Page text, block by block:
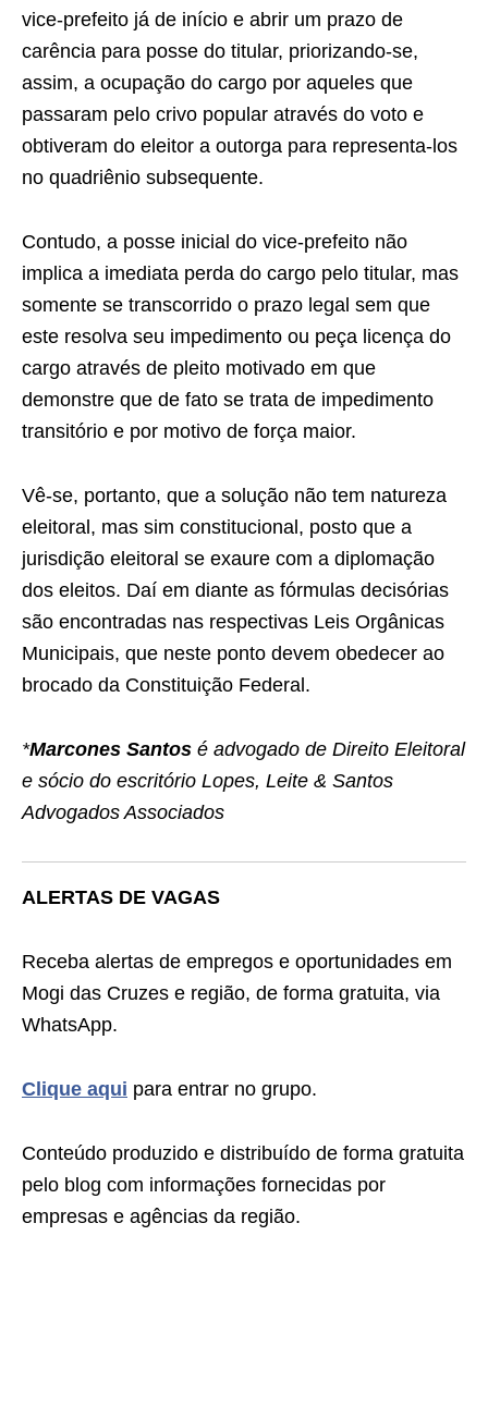
vice-prefeito já de início e abrir um prazo de
carência para posse do titular, priorizando-se,
assim, a ocupação do cargo por aqueles que
passaram pelo crivo popular através do voto e
obtiveram do eleitor a outorga para representa-los
no quadriênio subsequente.
Contudo, a posse inicial do vice-prefeito não
implica a imediata perda do cargo pelo titular, mas
somente se transcorrido o prazo legal sem que
este resolva seu impedimento ou peça licença do
cargo através de pleito motivado em que
demonstre que de fato se trata de impedimento
transitório e por motivo de força maior.
Vê-se, portanto, que a solução não tem natureza
eleitoral, mas sim constitucional, posto que a
jurisdição eleitoral se exaure com a diplomação
dos eleitos. Daí em diante as fórmulas decisórias
são encontradas nas respectivas Leis Orgânicas
Municipais, que neste ponto devem obedecer ao
brocado da Constituição Federal.
*Marcones Santos é advogado de Direito Eleitoral
e sócio do escritório Lopes, Leite & Santos
Advogados Associados
ALERTAS DE VAGAS
Receba alertas de empregos e oportunidades em
Mogi das Cruzes e região, de forma gratuita, via
WhatsApp.
Clique aqui para entrar no grupo.
Conteúdo produzido e distribuído de forma gratuita
pelo blog com informações fornecidas por
empresas e agências da região.